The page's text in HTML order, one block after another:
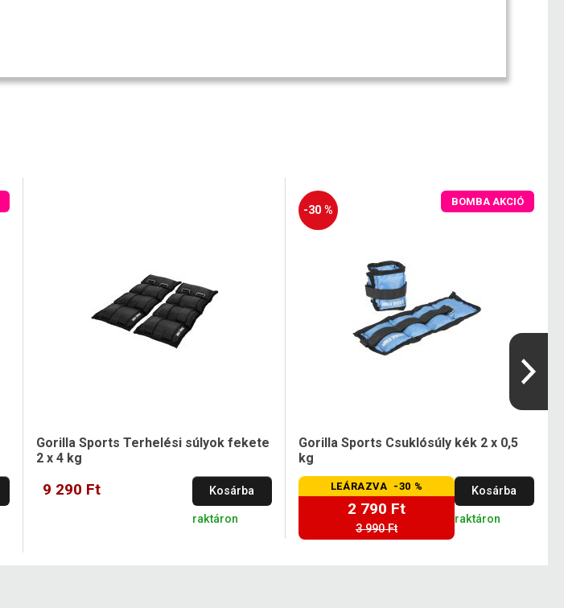
Gorilla Sports Terhelési súlyok fekete
2 x 4 kg
9 290 Ft Kosárba
raktáron
-30 %
BOMBA AKCIÓ
Gorilla Sports Csuklósúly kék 2 x 0,5
kg
LEÁRAZVA -30 %
2 790 Ft
3 990 Ft
Kosárba
raktáron